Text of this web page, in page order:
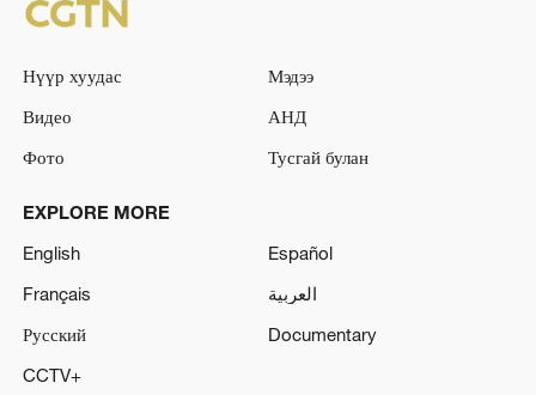
Нүүр хуудас
Мэдээ
Видео
АНД
Фото
Тусгай булан
EXPLORE MORE
English
Español
Français
العربية
Русский
Documentary
CCTV+